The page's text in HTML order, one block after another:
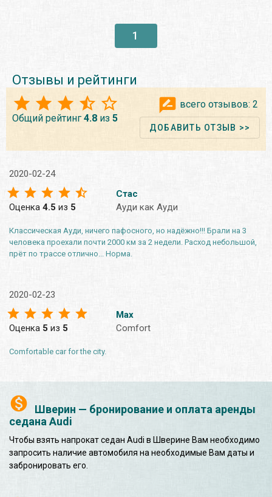
Шверин — бронирование и оплата аренды
седана Audi
Чтобы взять напрокат седан Audi в Шверине Вам необходимо
запросить наличие автомобиля на необходимые Вам даты и
забронировать его.
1
Отзывы и рейтинги
Общий рейтинг 4.8 из 5
всего отзывов: 2
ДОБАВИТЬ ОТЗЫВ >>
2020-02-24
Оценка 4.5 из 5
Стас
Ауди как Ауди
Классическая Ауди, ничего пафосного, но надёжно!!! Брали на 3
человека проехали почти 2000 км за 2 недели. Расход небольшой,
прёт по трассе отлично... Норма.
2020-02-23
Оценка 5 из 5
Max
Comfort
Comfortable car for the city.